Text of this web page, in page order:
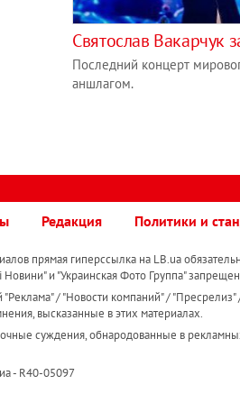
Святослав Вакарчук
Последний концерт
аншлагом.
Редакция Политики и
прямая гиперссылка на LB.ua
Новини" и "Украинская Фото Группа"
/ "Новости компаний" /
высказанные в этих материалах.
суждения, обнародованные в
- R40-05097